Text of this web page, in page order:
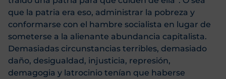
que la patria era eso, administrar la pobreza y
conformarse con el hambre socialista en lugar de
someterse a la alienante abundancia capitalista.
Demasiadas circunstancias terribles, demasiado
daño, desigualdad, injusticia, represión,
demagogia y latrocinio tenían que haberse